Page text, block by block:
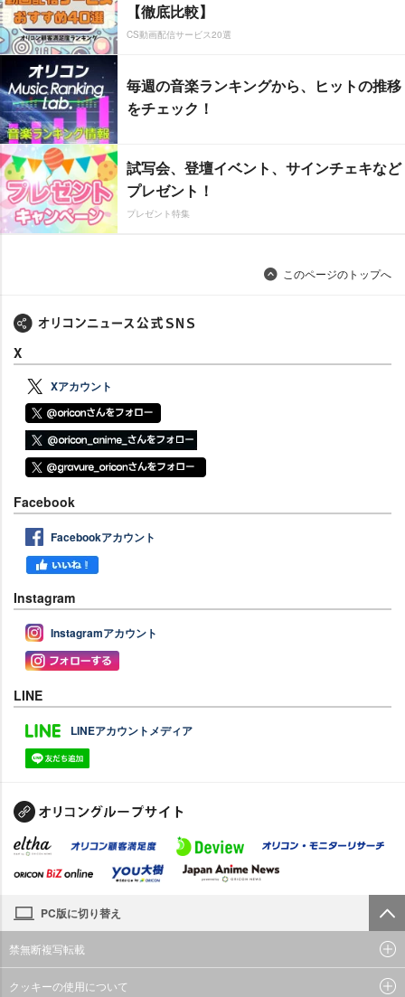
【徹底比較】
CS動画配信サービス20選
毎週の音楽ランキングから、ヒットの推移
をチェック！
試写会、登壇イベント、サインチェキなど
プレゼント！
プレゼント特集
このページのトップへ
X
Xアカウント
Facebook
Facebookアカウント
Instagram
Instagramアカウント
LINE
LINEアカウントメディア
PC版に切り替え
禁無断複写転載
クッキーの使用について